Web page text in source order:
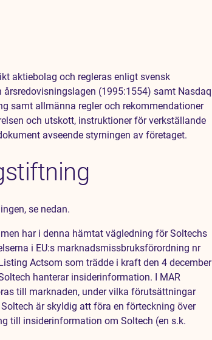
aktiebolag och regleras enligt svensk
(1995:1554) samt Nasdaq
samt allmänna regler och rekommendationer
och utskott, instruktioner för verkställande
avseende styrningen av företaget.
se nedan.
har i denna hämtat vägledning för Soltechs
i EU:s marknadsmissbruksförordning nr
Actsom som trädde i kraft den 4 december
hanterar insiderinformation. I MAR
till marknaden, under vilka förutsättningar
är skyldig att föra en förteckning över
till insiderinformation om Soltech (en s.k.